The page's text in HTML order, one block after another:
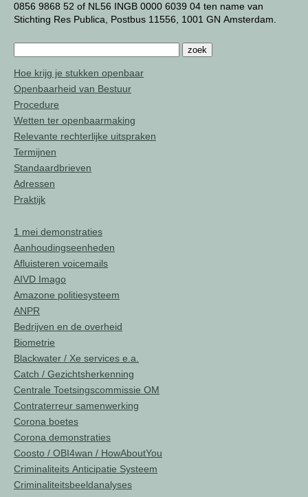
0856 9868 52 of NL56 INGB 0000 6039 04 ten name van
Stichting Res Publica, Postbus 11556, 1001 GN Amsterdam.
Hoe krijg je stukken openbaar
Openbaarheid van Bestuur
Procedure
Wetten ter openbaarmaking
Relevante rechterlijke uitspraken
Termijnen
Standaardbrieven
Adressen
Praktijk
1 mei demonstraties
Aanhoudingseenheden
Afluisteren voicemails
AIVD Imago
Amazone politiesysteem
ANPR
Bedrijven en de overheid
Biometrie
Blackwater / Xe services e.a.
Catch / Gezichtsherkenning
Centrale Toetsingscommissie OM
Contraterreur samenwerking
Corona boetes
Corona demonstraties
Coosto / OBI4wan / HowAboutYou
Criminaliteits Anticipatie Systeem
Criminaliteitsbeeldanalyses